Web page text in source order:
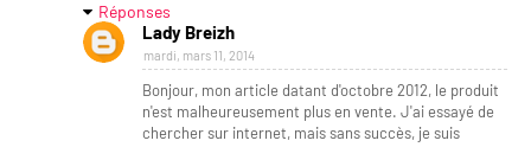
Réponses
Lady Breizh
mardi, mars 11, 2014
Bonjour, mon article datant d'octobre 2012, le produit
n'est malheureusement plus en vente. J'ai essayé de
chercher sur internet, mais sans succès, je suis